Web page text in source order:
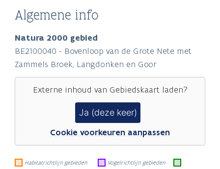
Algemene info
Natura 2000 gebied
BE2100040 - Bovenloop van de Grote Nete met
Zammels Broek, Langdonken en Goor
Externe inhoud van Gebiedskaartladen?
Ja (deze keer)
Cookie voorkeuren aanpassen
Habitatrichtlijn gebieden
Vogelrichtlijn gebieden